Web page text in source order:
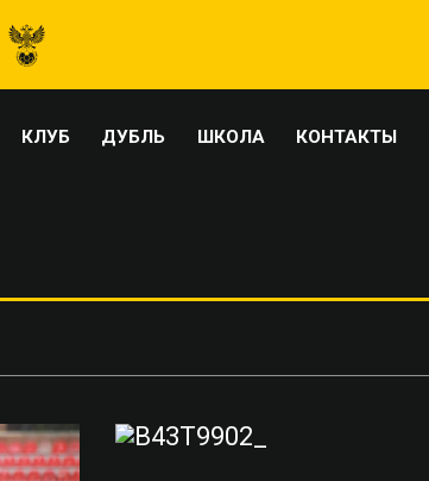
КЛУБ ДУБЛЬ ШКОЛА КОНТАКТЫ